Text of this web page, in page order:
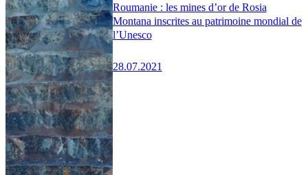
Roumanie : les mines d’or de Rosia
Montana inscrites au patrimoine mondial de
l’Unesco
28.07.2021